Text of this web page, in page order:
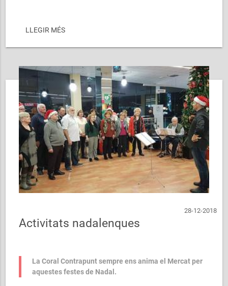
LLEGIR MÉS
28-12-2018
Activitats nadalenques
La Coral Contrapunt sempre ens anima el Mercat per
aquestes festes de Nadal.